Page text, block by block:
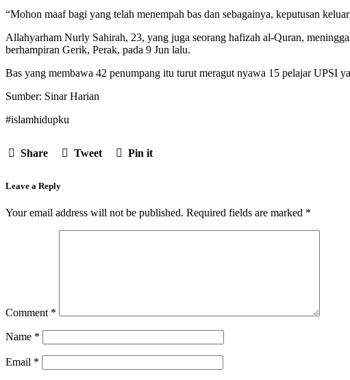
“Mohon maaf bagi yang telah menempah bas dan sebagainya, keputusan
Allahyarham Nurly Sahirah, 23, yang juga seorang hafizah al-Quran,
berhampiran Gerik, Perak, pada 9 Jun lalu.
Bas yang membawa 42 penumpang itu turut meragut nyawa 15 pelajar UPSI
Sumber: Sinar Harian
#islamhidupku
Share Tweet Pin it
Leave a Reply
Your email address will not be published. Required fields are marked *
Comment *
Name *
Email *